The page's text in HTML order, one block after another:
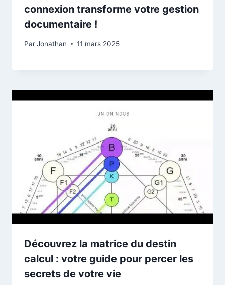
connexion transforme votre gestion
documentaire !
ParJonathan 11 mars 2025
Découvrez la matrice du destin
calcul : votre guide pour percer les
secrets de votre vie